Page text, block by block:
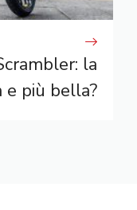
la
e più bella?